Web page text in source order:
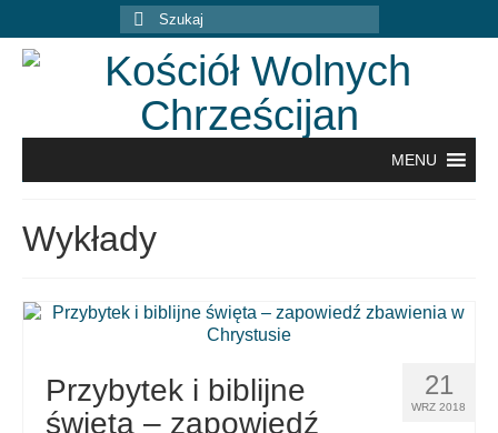
Szuklaj
w:
MENU
Wykłady
21
WRZ 2018
Przybytek i biblijne
święta – zapowiedź